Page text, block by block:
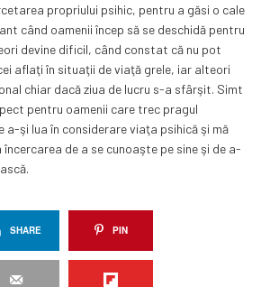
propriului psihic, pentru a găsi o cale
când oamenii încep să se deschidă pentru
devine dificil, când constat că nu pot
aflaţi în situaţii de viaţă grele, iar alteori
chiar dacă ziua de lucru s-a sfârşit. Simt
pentru oamenii care trec pragul
a-şi lua în considerare viaţa psihică şi mă
de a se cunoaşte pe sine şi de a-
SHARE PIN